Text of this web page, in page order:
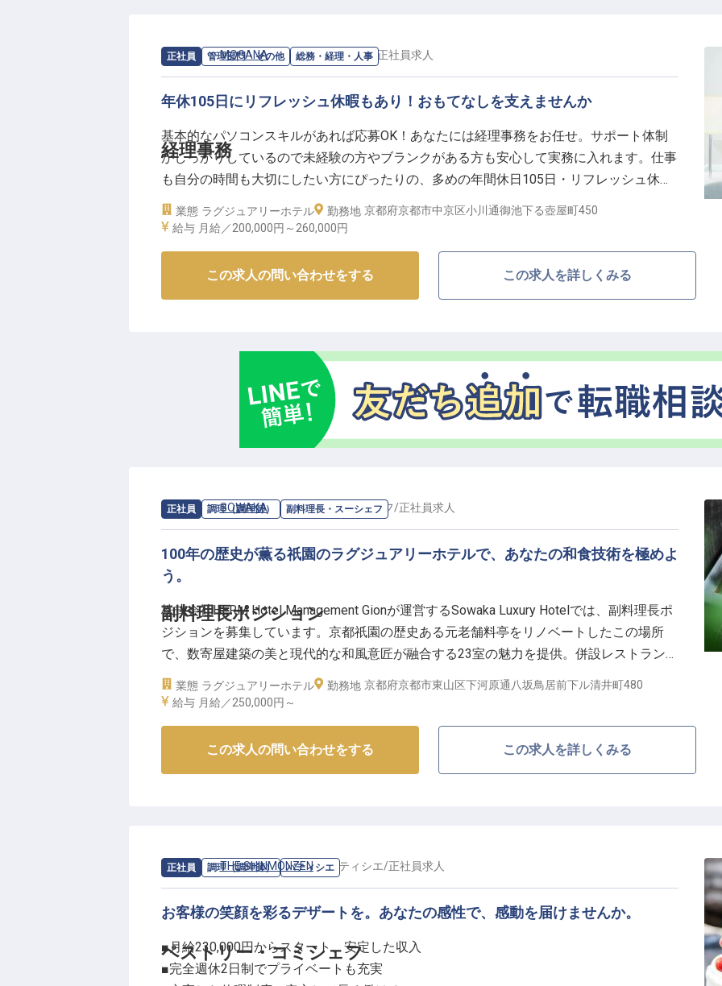
ーー【グローバルキャリアを築くチャンス】
ハイアットのブランド哲学に基づき、VIPゲスト対応からスタッフ育成まで、ホテル運営
の中核を担っていただきます。◎ 国内外のハイアットホテル無料宿泊制度や充実した福
利厚生で、あなたの働きやすさをサポート！★ 英語力を活かした国際的な環境で、マネ
ジメントスキルを磨きながらキャリアアップが可能です。定期的な研修制度も充実してお
り、プロフェッショナルとしての成長を応援します。世界に通用するホテリエとして、あ
なたの可能性を広げてみませんか？♪
※2025年07月02日時点の情報です
正社員 管理部門・その他 総務・経理・人事
経理事務
求人情報：MOGANAの総務・経理・人事/ 正社員求人
年休105日にリフレッシュ休暇もあり！おもてなしを支えませんか
基本的なパソコンスキルがあれば応募OK！あなたには経理事務をお任せ。サポート体制
がしっかりしているので未経験の方やブランクがある方も安心して実務に入れます。仕事
も自分の時間も大切にしたい方にぴったりの、多めの年間休日105日・リフレッシュ休暇
もあり！MOGANAは、お客様が衣食住全ての「装いを愉しむ」ことができるラグジュアリ
ーホテル。こだわりの詰まった空間で非日常のおもてなしを提供しています。※この求人
業態 ラグジュアリーホテル 勤務地 京都府京都市中京区小川通御池下る壺屋町450
給与 月給／200,000円～ 260,000円
この求人の問い合わせをする この求人を詳しくみる
正社員 調理（調理師） 副料理長・スーシェフ
副料理長ポジション
求人情報：SOWAKA 副料理長・スーシェフ/正社員求人
100年の歴史が薫る祇園のラグジュアリーホテルで、あなたの和食技術を極めよ
う。
株式会社HERM Hotel Management Gionが運営するSowaka Luxury Hotelでは、副料理長ポ
ジションを募集しています。京都祇園の歴史ある元老舗料亭をリノベートしたこの場所
で、数寄屋建築の美と現代的な和風意匠が融合する23室の魅力を提供。併設レストラン
ラ・ボンバンス祇園で、あなたの調理師免許と和食経験を活かし、ゲスト一人ひとりに感
動体験を届けるチャンスです。月給250,000円～、正社員としての安定した環境で、私た
業態 ラグジュアリーホテル 勤務地 京都府京都市東山区下河原通八坂鳥居前下ル清井町480
給与 月給／250,000円～
この求人の問い合わせをする この求人を詳しくみる
正社員 調理（調理師） パティシエ
ペストリー・コミシェフ
求人情報：THE SHINMONZENのパティシエ/正社員求人
お客様の笑顔を彩るデザートを。あなたの感性で、感動を届けませんか。
■月給230,000円からスタート、安定した収入
■完全週休2日制でプライベートも充実